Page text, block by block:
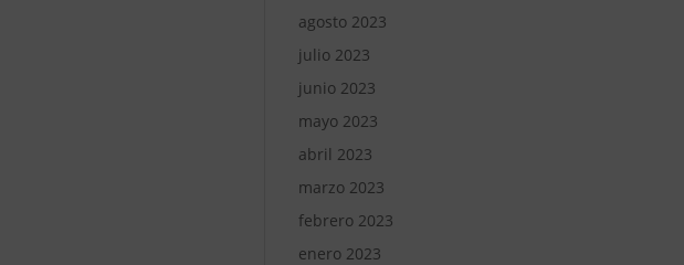
agosto 2023
julio 2023
junio 2023
mayo 2023
abril 2023
marzo 2023
febrero 2023
enero 2023